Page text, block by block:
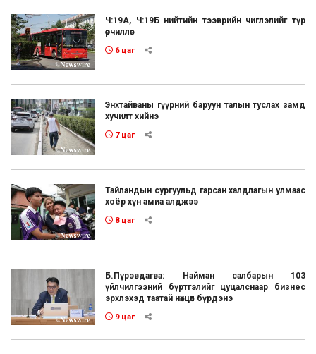
Ч:19А, Ч:19Б нийтийн тээврийн чиглэлийг түр
өөрчиллөө
6 цаг
Энхтайваны гүүрний баруун талын туслах замд
хучилт хийнэ
7 цаг
Тайландын сургуульд гарсан халдлагын улмаас
хоёр хүн амиа алджээ
8 цаг
Б.Пүрэвдагва: Найман салбарын 103
үйлчилгээний бүртгэлийг цуцалснаар бизнес
эрхлэхэд таатай нөхцөл бүрдэнэ
9 цаг